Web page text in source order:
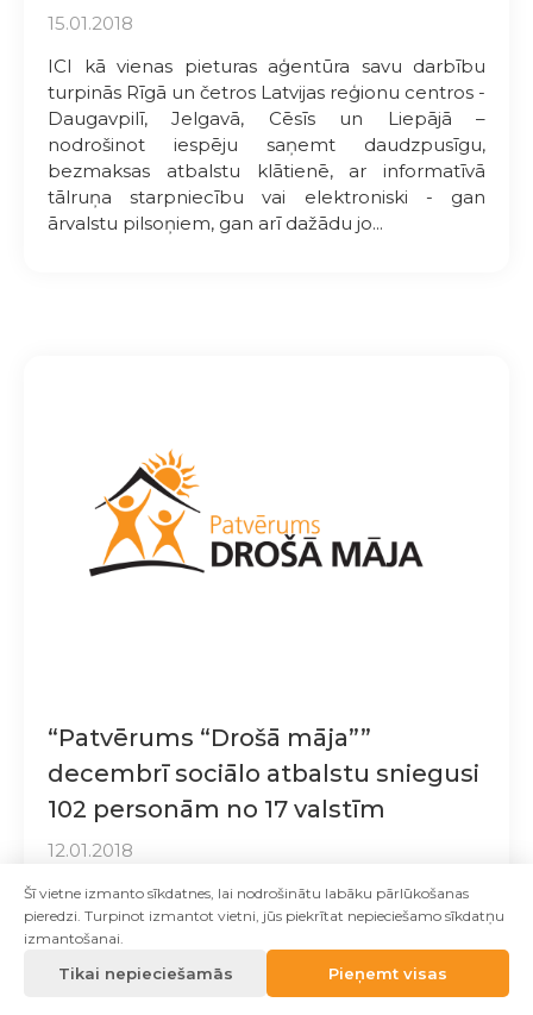
15.01.2018
ICI kā vienas pieturas aģentūra savu darbību
turpinās Rīgā un četros Latvijas reģionu centros -
Daugavpilī, Jelgavā, Cēsīs un Liepājā –
nodrošinot iespēju saņemt daudzpusīgu,
bezmaksas atbalstu klātienē, ar informatīvā
tālruņa starpniecību vai elektroniski - gan
ārvalstu pilsoņiem, gan arī dažādu jo...
“Patvērums “Drošā māja””
decembrī sociālo atbalstu sniegusi
102 personām no 17 valstīm
12.01.2018
Pakalpojumu saņēma pārstāvji no 17 valstīm:
Sīrijas – 31, Krievijas – 18, Afganistānas – 15,
Tadžikistānas – 8, Turcijas – 8, Kirgizstānas – 5,
Libānas – 4, Baltkrievijas – 3, Vjetnamas – 2,
Indijas – 1, Armēnijas – 1, Ukrainas – 1, Kamerūnas
Šī vietne izmanto sīkdatnes, lai nodrošinātu labāku pārlūkošanas
pieredzi. Turpinot izmantot vietni, jūs piekrītat nepieciešamo sīkdatņu
izmantošanai.
Tikai nepieciešamās Pieņemt visas